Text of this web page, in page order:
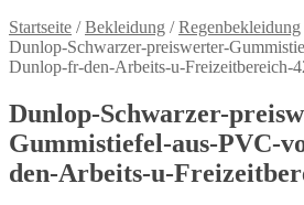
Startseite /Bekleidung /Regenbekleidung
Dunlop-Schwarzer-preiswerter-
Dunlop-fr-den-Arbeits-u-Freizeitbereich-
Dunlop-Schwarzer-
Gummistiefel-aus-PVC-
den-Arbeits-u-